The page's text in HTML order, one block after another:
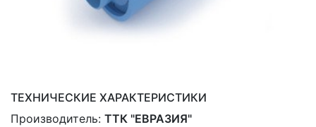
ТЕХНИЧЕСКИЕ ХАРАКТЕРИСТИКИ
Производитель: ТТК "ЕВРАЗИЯ"